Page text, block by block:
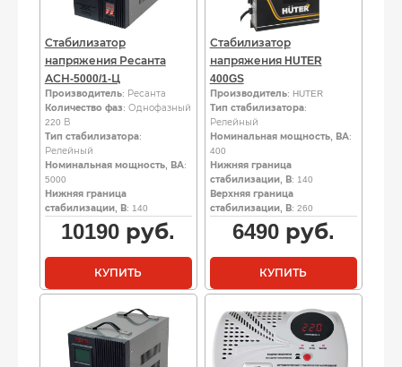
Стабилизатор
напряжения Ресанта
АСН-5000/1-Ц
Производитель: Ресанта
Количество фаз: Однофазный
220 В
Тип стабилизатора:
Релейный
Номинальная мощность, ВА:
5000
Нижняя граница
стабилизации, В: 140
10190 руб.
КУПИТЬ
Стабилизатор
напряжения HUTER
400GS
Производитель: HUTER
Тип стабилизатора:
Релейный
Номинальная мощность, ВА:
400
Нижняя граница
стабилизации, В: 140
Верхняя граница
стабилизации, В: 260
6490руб.
КУПИТЬ